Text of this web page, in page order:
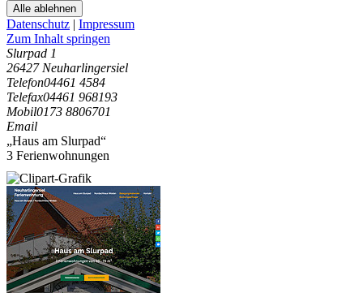
Alle ablehnen
Datenschutz | Impressum
Zum Inhalt springen
Slurpad 1
26427 Neuharlingersiel
Telefon04461 4584
Telefax04461 968193
Mobil0173 8806701
Email
„Haus am Slurpad“
3 Ferienwohnungen